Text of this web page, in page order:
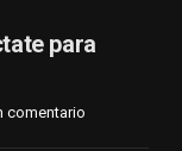
para
comentario